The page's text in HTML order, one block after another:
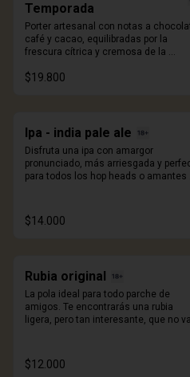
Temporada
Porter artesanal con notas a
café y cacao, equilibradas por la
frescura cítrica y cremosa de la
que sorprende con cada sorbo. 473ml.
$19.800
Ipa - india pale ale
Disfruta una ipa con amargor
pronunciado, más arriesgada y
para todos los hop heads o amantes
$14.000
Rubia original
La pola ideal para todo parche de
amigos. Te encontrarás una rubia
ligera, pero tan interesante, que no
$12.000